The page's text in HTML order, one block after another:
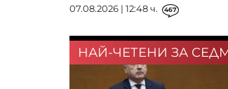
07.08.2026 | 12:48 ч. 467
НАЙ-ЧЕТЕНИ ЗА